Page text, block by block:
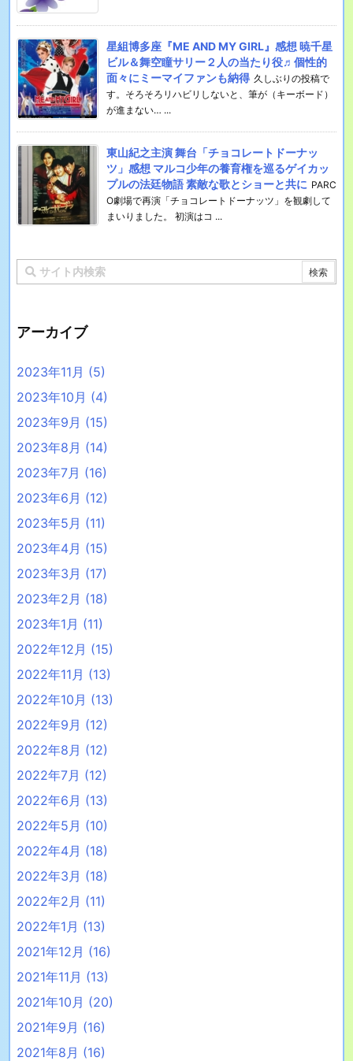
星組博多座『ME AND MY GIRL』感想 暁千星
ビル＆舞空瞳サリー２人の当たり役♬個性的
面々にミーマイファンも納得 久しぶりの投稿で
す。そろそろリハビリしないと、筆が（キーボード）
が進まない… ...
東山紀之主演 舞台「チョコレートドーナッ
ツ」感想 マルコ少年の養育権を巡るゲイカッ
プルの法廷物語 素敵な歌とショーと共に PARC
O劇場で再演「チョコレートドーナッツ」を観劇して
まいりました。 初演はコ ...
アーカイブ
2023年11月 (5)
2023年10月 (4)
2023年9月 (15)
2023年8月 (14)
2023年7月 (16)
2023年6月 (12)
2023年5月 (11)
2023年4月 (15)
2023年3月 (17)
2023年2月 (18)
2023年1月 (11)
2022年12月 (15)
2022年11月 (13)
2022年10月 (13)
2022年9月 (12)
2022年8月 (12)
2022年7月 (12)
2022年6月 (13)
2022年5月 (10)
2022年4月 (18)
2022年3月 (18)
2022年2月 (11)
2022年1月 (13)
2021年12月 (16)
2021年11月 (13)
2021年10月 (20)
2021年9月 (16)
2021年8月 (16)